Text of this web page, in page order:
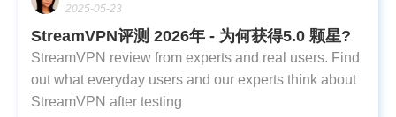
2025-05-23
StreamVPN评测 2026年 - 为何获得5.0 颗星?
StreamVPN review from experts and real users. Find
out what everyday users and our experts think about
StreamVPN after testing